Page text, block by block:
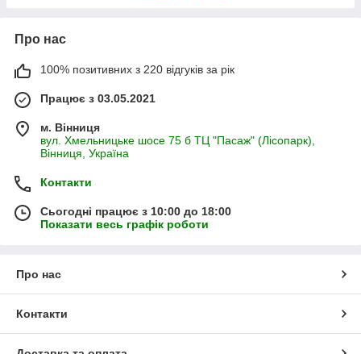
Про нас
100% позитивних з 220 відгуків за рік
Працює з 03.05.2021
м. Вінниця
вул. Хмельницьке шосе 75 б ТЦ "Пасаж" (Лісопарк),
Вінниця, Україна
Контакти
Сьогодні працює з 10:00 до 18:00
Показати весь графік роботи
Про нас
Контакти